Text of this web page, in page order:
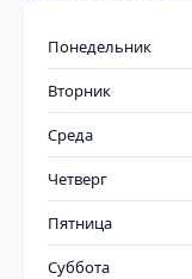
Понедельник
Вторник
Среда
Четверг
Пятница
Суббота